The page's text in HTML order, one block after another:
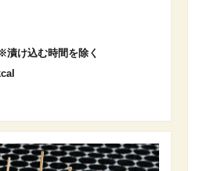
け込む時間を除く